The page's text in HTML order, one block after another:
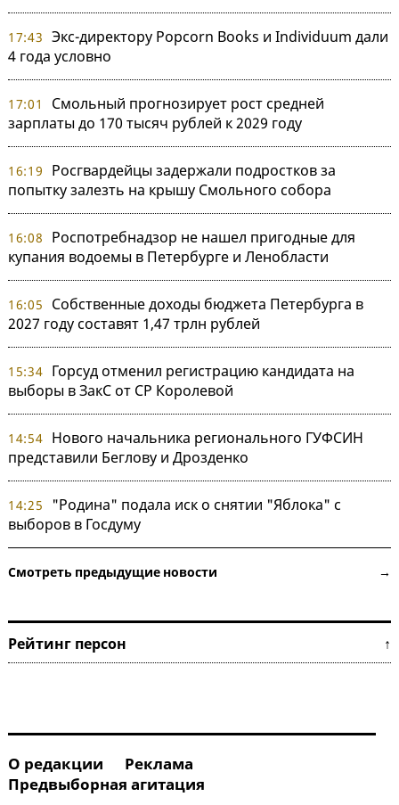
17:43 Экс-директору Popcorn Books и Individuum дали
4 года условно
17:01
Смольный прогнозирует рост средней
зарплаты до 170 тысяч рублей к 2029 году
16:19
Росгвардейцы задержали подростков за
попытку залезть на крышу Смольного собора
16:08
Роспотребнадзор не нашел пригодные для
купания водоемы в Петербурге и Ленобласти
16:05
Собственные доходы бюджета Петербурга в
2027 году составят 1,47 трлн рублей
15:34 Горсуд отменил регистрацию кандидата на
выборы в ЗакС от СР Королевой
14:54 Нового начальника регионального ГУФСИН
представили Беглову и Дрозденко
14:25
"Родина" подала иск о снятии "Яблока" с
выборов в Госдуму
Смотреть предыдущие новости →
Рейтинг персон ↑
О редакции
Реклама
Предвыборная агитация